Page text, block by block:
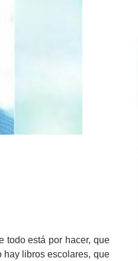
todo está por hacer, que
hay libros escolares, que